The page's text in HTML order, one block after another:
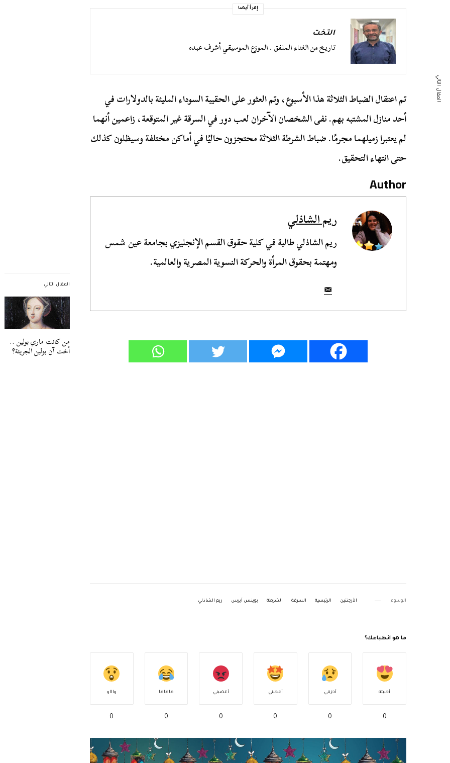
المقال التالي
من كانت ماري بولين ..
أخت آن بولين الجريئة؟
إقرأ أيضا
التخت
تاريخ من الغناء الملفق . الموزع الموسيقي أشرف عبده
تم اعتقال الضباط الثلاثة هذا الأسبوع، وتم العثور على الحقيبة السوداء المليئة بالدولارات في
أحد منازل المشتبه بهم. نفى الشخصان الآخران لعب دور في السرقة غير المتوقعة، زاعمين أنهما
لم يعتبرا زميلهما مجرمًا. ضباط الشرطة الثلاثة محتجزون حاليًا في أماكن مختلفة وسيظلون كذلك
حتى انتهاء التحقيق.
Author
ريم الشاذلي
ريم الشاذلي طالبة في كلية حقوق القسم الإنجليزي بجامعة عين شمس
ومهتمة بحقوق المرأة والحركة النسوية المصرية والعالمية.
الوسوم الأرجنتين الرئيسية السرقة الشرطة بوينس آيرس ريم الشاذلي
ما هو انطباعك؟
أحببته
0
أحزنني
0
أعجبني
0
أغضبني
0
هاهاها
0
واااو
0
المقال التالي